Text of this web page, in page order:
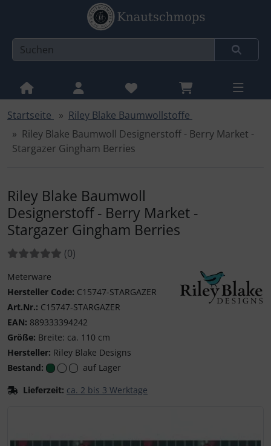
Sprungnavigation
Springe zur Navigation
Springe zum Inhalt
Springe zum Button für Einstellungen
Springe zu den allgemeinen Informationen
Startseite
Riley Blake Baumwollstoffe
Riley Blake Baumwoll Designerstoff - Berry Market -
Stargazer Gingham Berries
Riley Blake Baumwoll
Designerstoff - Berry Market -
Stargazer Gingham Berries
Bewertungen:
(0Bewertungen
)
Meterware
Hersteller Code: C15747-STARGAZER
Art.Nr.: C15747-STARGAZER
EAN: 889333394242
Größe: Breite: ca. 110 cm
Hersteller: Riley Blake Designs
Bestand:
auf Lager
Lieferzeit: ca. 2 bis 3 Werktage